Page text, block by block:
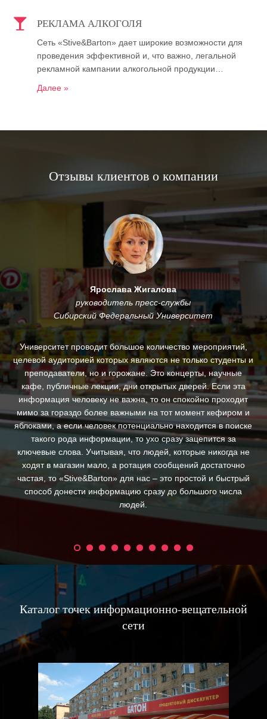
РЕКЛАМА АЛКОГОЛЯ
Сеть «Stive&Barton» дает широкие возможности для
проведения эффективной и, что важно, легальной
рекламной кампании алкогольной продукции…
Далее »
Отзывы клиентов о компании
Ярослава Жигалова
руководитель пресс-службы
Сибирский Федеральный Университет
Университет проводит большое количество мероприятий,
целевой аудиторией которых являются не только студенты и
преподаватели, но и горожане. Это концерты, научные
кафе, публичные лекции, дни открытых дверей. Если эта
информация человеку не важна, то он спокойно проходит
мимо за гораздо более важными на тот момент кефиром и
яблоками, а если человек потенциально находится в поиске
такого рода информации, то ухо сразу зацепится за
ключевые слова. Учитывая, что людей, которые никогда не
ходят в магазин мало, а ротация сообщений достаточно
частая, то «Stive&Barton» для нас – это простой и быстрый
способ донести информацию сразу до большого числа
людей.
Каталог точек информационно-вещательной
сети